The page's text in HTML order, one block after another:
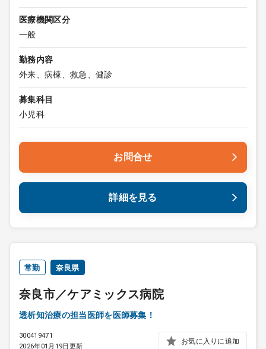
医療機関区分
一般
勤務内容
外来、病棟、救急、健診
募集科目
小児科
お問合せ
詳細を見る
常勤 奈良県
奈良市／ケアミックス病院
透析知治療の担当医師を医師募集！
300419471
2026年01月19日更新
お気に入りに追加